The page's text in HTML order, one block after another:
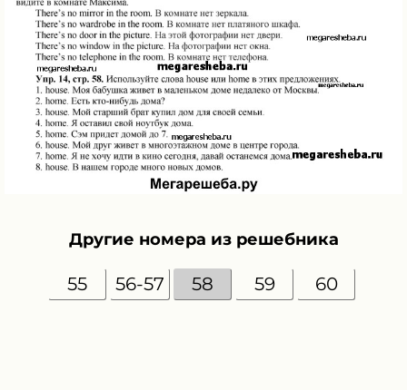
Другие номера из решебника
55 56-57 58 59 60